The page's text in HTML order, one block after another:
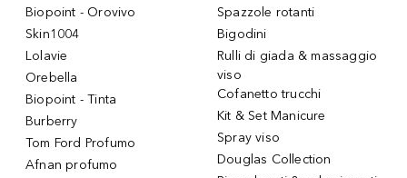
Biopoint - Orovivo
Skin1004
Lolavie
Orebella
Biopoint - Tinta
Burberry
Tom Ford Profumo
Afnan profumo
Spazzole rotanti
Bigodini
Rulli di giada & massaggio
viso
Cofanetto trucchi
Kit & Set Manicure
Spray viso
Douglas Collection